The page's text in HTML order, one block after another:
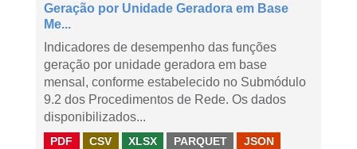
Geração por Unidade Geradora em Base
Me...
Indicadores de desempenho das funções
geração por unidade geradora em base
mensal, conforme estabelecido no Submódulo
9.2 dos Procedimentos de Rede. Os dados
disponibilizados...
PDF CSV XLSX PARQUET JSON